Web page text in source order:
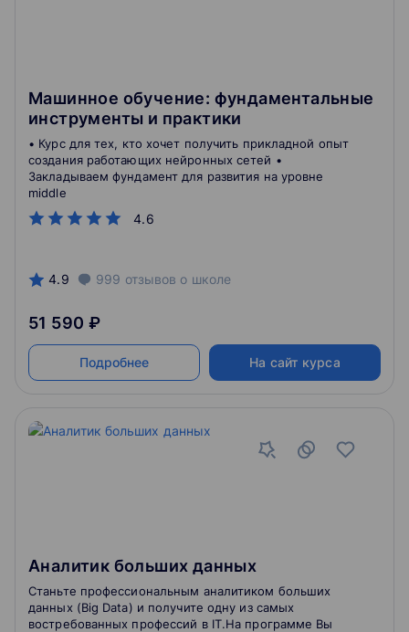
Машинное обучение: фундаментальные
инструменты и практики
4.6
• Курс для тех, кто хочет получить прикладной опыт
создания работающих нейронных сетей •
Закладываем фундамент для развития на уровне
middle
4.9 999 отзывов о школе
51 590 ₽
Подробнее На сайт курса
Аналитик больших данных
Станьте профессиональным аналитиком больших
данных (Big Data) и получите одну из самых
востребованных профессий в IT.На программе Вы